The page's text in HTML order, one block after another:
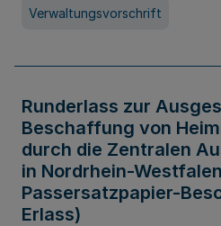
Verwaltungsvorschrift
Runderlass zur
Beschaffung von
durch die Zentralen
in Nordrhein-
Passersatzpapier-
Erlass)